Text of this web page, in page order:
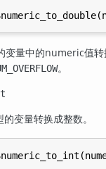
变量中的numeric值转
。
变量转换成整数。